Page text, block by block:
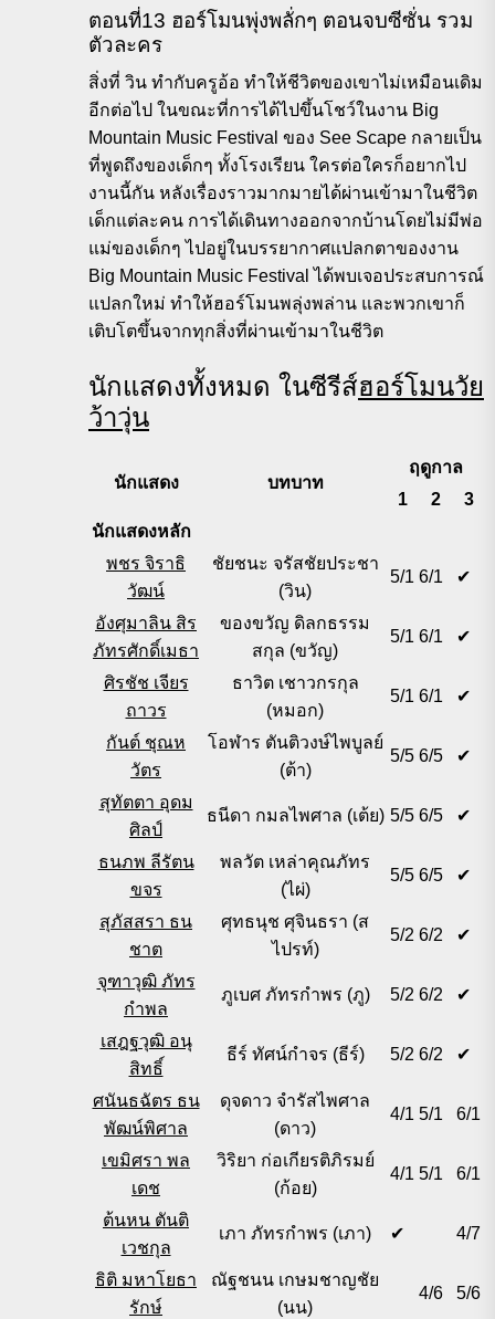
ตอนที่13 ฮอร์โมนพุ่งพลั่กๆ ตอนจบซีซั่น รวม
ตัวละคร
สิ่งที่ วิน ทำกับครูอ้อ ทำให้ชีวิตของเขาไม่เหมือนเดิม
อีกต่อไป ในขณะที่การได้ไปขึ้นโชว์ในงาน Big
Mountain Music Festival ของ See Scape กลายเป็น
ที่พูดถึงของเด็กๆ ทั้งโรงเรียน ใครต่อใครก็อยากไป
งานนี้กัน หลังเรื่องราวมากมายได้ผ่านเข้ามาในชีวิต
เด็กแต่ละคน การได้เดินทางออกจากบ้านโดยไม่มีพ่อ
แม่ของเด็กๆ ไปอยู่ในบรรยากาศแปลกตาของงาน
Big Mountain Music Festival ได้พบเจอประสบการณ์
แปลกใหม่ ทำให้ฮอร์โมนพลุ่งพล่าน และพวกเขาก็
เติบโตขึ้นจากทุกสิ่งที่ผ่านเข้ามาในชีวิต
นักแสดงทั้งหมด ในซีรีส์ฮอร์โมนวัย
ว้าวุ่น
นักแสดง บทบาท
ฤดูกาล
1
2
3
นักแสดงหลัก
พชร จิราธิ
วัฒน์
ชัยชนะ จรัสชัยประชา
(วิน)
5/1 6/1 ✔
อังศุมาลิน สิร
ภัทรศักดิ์เมธา
ของขวัญ ดิลกธรรม
สกุล (ขวัญ)
5/1 6/1 ✔
ศิรชัช เจียร
ถาวร
ธาวิต เชาวกรกุล
(หมอก)
5/1 6/1 ✔
กันต์ ชุณห
วัตร
โอฬาร ตันติวงษ์ไพบูลย์
(ต้า)
5/5 6/5 ✔
สุทัตตา อุดม
ศิลป์
ธนีดา กมลไพศาล (เต้ย) 5/5 6/5 ✔
ธนภพ ลีรัตน
ขจร
พลวัต เหล่าคุณภัทร
(ไผ่)
5/5 6/5 ✔
สุภัสสรา ธน
ชาต
ศุทธนุช ศุจินธรา (ส
ไปรท์)
5/2 6/2 ✔
จุฑาวุฒิ ภัทร
กำพล
ภูเบศ ภัทรกำพร (ภู) 5/2 6/2 ✔
เสฎฐวุฒิ อนุ
สิทธิ์
ธีร์ ทัศน์กำจร (ธีร์) 5/2 6/2 ✔
ศนันธฉัตร ธน
พัฒน์พิศาล
ดุจดาว จำรัสไพศาล
(ดาว)
4/1 5/1 6/1
เขมิศรา พล
เดช
วิริยา ก่อเกียรติภิรมย์
(ก้อย)
4/1 5/1 6/1
ต้นหน ตันติ
เวชกุล
เภา ภัทรกำพร (เภา) ✔ 4/7
ธิติ มหาโยธา
รักษ์
ณัฐชนน เกษมชาญชัย
(นน)
4/6 5/6